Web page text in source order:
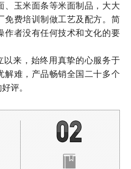
、玉米面条等米面制品，大大
免费培训制做工艺及配方。简
作者没有任何技术和文化的要
来，始终用真挚的心服务于
解难，产品畅销全国二十多个
评。